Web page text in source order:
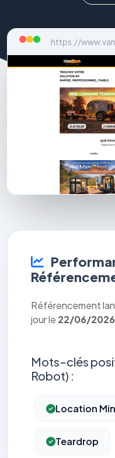
https://
Référencement
jour le 22/06/2026
Mots-clés
Robot) :
Location
Teardrop